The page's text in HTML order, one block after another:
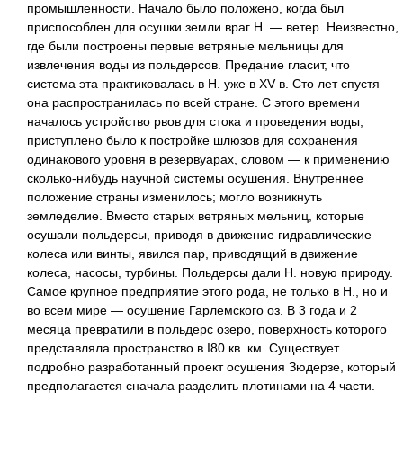
промышленности. Начало было положено, когда был
приспособлен для осушки земли враг Н. — ветер. Неизвестно,
где были построены первые ветряные мельницы для
извлечения воды из польдерсов. Предание гласит, что
система эта практиковалась в Н. уже в XV в. Сто лет спустя
она распространилась по всей стране. С этого времени
началось устройство рвов для стока и проведения воды,
приступлено было к постройке шлюзов для сохранения
одинакового уровня в резервуарах, словом — к применению
сколько-нибудь научной системы осушения. Внутреннее
положение страны изменилось; могло возникнуть
земледелие. Вместо старых ветряных мельниц, которые
осушали польдерсы, приводя в движение гидравлические
колеса или винты, явился пар, приводящий в движение
колеса, насосы, турбины. Польдерсы дали Н. новую природу.
Самое крупное предприятие этого рода, не только в Н., но и
во всем мире — осушение Гарлемского оз. В 3 года и 2
месяца превратили в польдерс озеро, поверхность которого
представляла пространство в I80 кв. км. Существует
подробно разработанный проект осушения Зюдерзе, который
предполагается сначала разделить плотинами на 4 части.